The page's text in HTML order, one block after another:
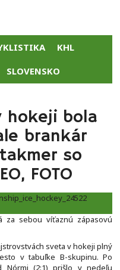
KHL
SLOVENSKO
hokeji bola
brankár
so
FOTO
za sebou víťaznú zápasovú
sveta v hokeji plný
v tabuľke B-skupinu. Po
Nórmi (2:1) prišlo v nedeľu